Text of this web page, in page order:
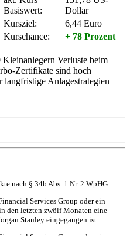
Basiswert:
Dollar
Kursziel:
6,44 Euro
Kurschance:
+ 78 Prozent
Verluste beim
Zertifikate sind hoch
Anlagestrategien
nach § 34b Abs. 1 Nr. 2 WpHG:
Services Group oder ein
den letzten zwölf Monaten eine
Stanley eingegangen ist.